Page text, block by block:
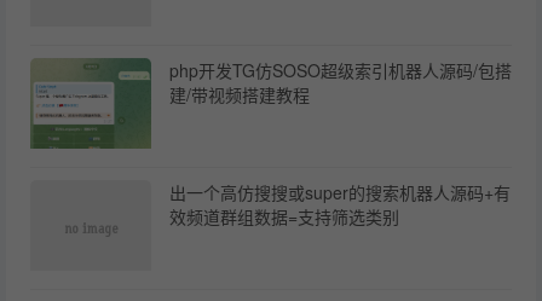
php开发TG仿SOSO超级索引机器人源码/包搭
建/带视频搭建教程
出一个高仿搜搜或super的搜索机器人源码+有
效频道群组数据=支持筛选类别